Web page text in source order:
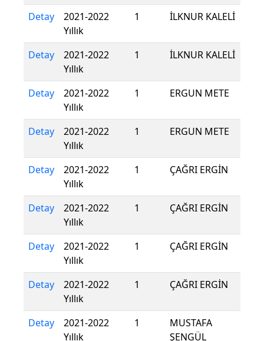
Detay
2021-2022
Yıllık
1 İLKNUR KALELİ
Detay
2021-2022
Yıllık
1 İLKNUR KALELİ
Detay
2021-2022
Yıllık
1 ERGUN METE
Detay
2021-2022
Yıllık
1 ERGUN METE
Detay
2021-2022
Yıllık
1 ÇAĞRI ERGİN
Detay
2021-2022
Yıllık
1 ÇAĞRI ERGİN
Detay
2021-2022
Yıllık
1 ÇAĞRI ERGİN
Detay
2021-2022
Yıllık
1 ÇAĞRI ERGİN
Detay
2021-2022
Yıllık
1
MUSTAFA
ŞENGÜL